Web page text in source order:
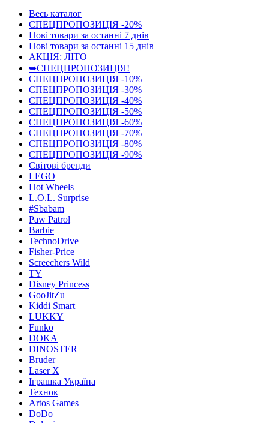
Весь каталог
СПЕЦПРОПОЗИЦІЯ -20%
Нові товари за останнi 7 днiв
Нові товари за останнi 15 днiв
АКЦІЯ: ЛІТО
➥СПЕЦПРОПОЗИЦІЯ!
СПЕЦПРОПОЗИЦІЯ -10%
СПЕЦПРОПОЗИЦІЯ -30%
СПЕЦПРОПОЗИЦІЯ -40%
СПЕЦПРОПОЗИЦІЯ -50%
СПЕЦПРОПОЗИЦІЯ -60%
СПЕЦПРОПОЗИЦІЯ -70%
СПЕЦПРОПОЗИЦІЯ -80%
СПЕЦПРОПОЗИЦІЯ -90%
Світові бренди
LEGO
Hot Wheels
L.O.L. Surprise
#Sbabam
Paw Patrol
Barbie
TechnoDrive
Fisher-Price
Screechers Wild
TY
Disney Princess
GooJitZu
Kiddi Smart
LUKKY
Funko
DOKA
DINOSTER
Bruder
Laser X
Іграшка Україна
Технок
Artos Games
DoDo